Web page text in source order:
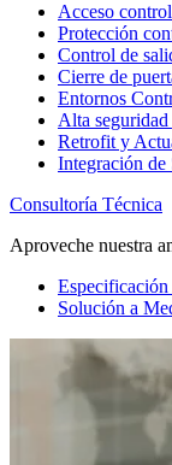
Acceso
Protección
Control de
Cierre de
Entornos
Alta
Retrofit y
Integración de
Consultoría Técnica
Aproveche nuestra
Solución a